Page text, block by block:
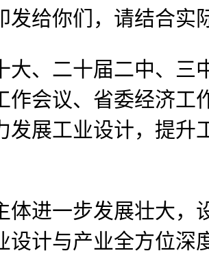
发给你们，请结合实
二十届二中、三
作会议、省委经济工
发展工业设计，提
一步发展壮大，
设计与产业全方位